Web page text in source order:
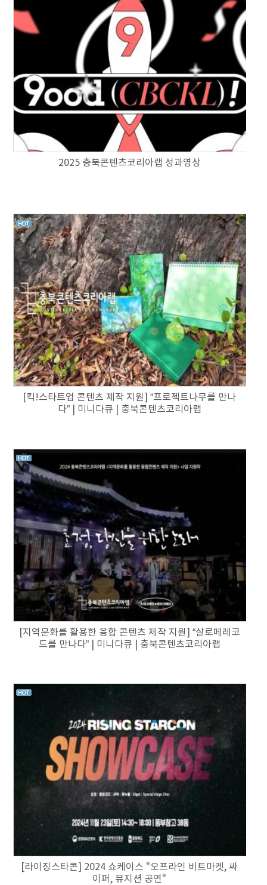
2025 충북콘텐츠코리아랩 성과영상
[킥!스타트업 콘텐츠 제작 지원] “프로젝트나무를 만나
다” | 미니다큐 | 충북콘텐츠코리아랩
[지역문화를 활용한 융합 콘텐츠 제작 지원] “살로메레코
드를 만나다” | 미니다큐 | 충북콘텐츠코리아랩
[라이징스타콘] 2024 쇼케이스 "오프라인 비트마켓, 싸
이퍼, 뮤지션 공연"